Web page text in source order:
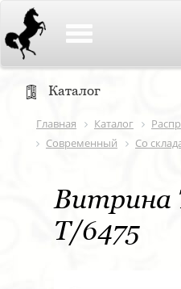
Каталог
Главная Каталог
Современный
Со
Витрина
T/6475